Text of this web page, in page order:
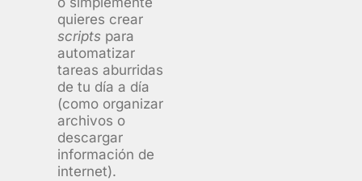
quieres crear
scripts para
automatizar
tareas aburridas
de tu día a día
(como organizar
archivos o
descargar
información de
internet).